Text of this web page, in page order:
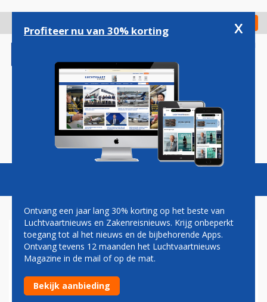
gaan
Check in
Magazine Podcasts Vacatures
PAUL MELKERT: NERGENS OP
GESTOELD
Profiteer nu van 30% korting x
Ontvang een jaar lang 30% korting op het beste van
Luchtvaartnieuws en Zakenreisnieuws. Krijg onbeperkt
toegang tot al het nieuws en de bijbehorende Apps.
Ontvang tevens 12 maanden het Luchtvaartnieuws
Magazine in de mail of op de mat.
Bekijk aanbieding